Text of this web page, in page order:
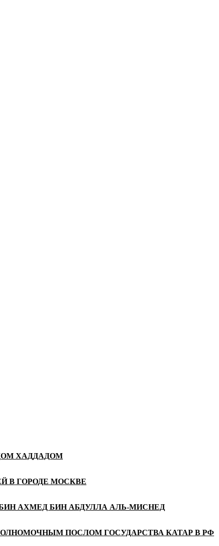
ХАДДАДОМ
В ГОРОДЕ МОСКВЕ
АХМЕД БИН АБДУЛЛА АЛЬ-МИСНЕД
ПОСЛОМ ГОСУДАРСТВА КАТАР В РФ